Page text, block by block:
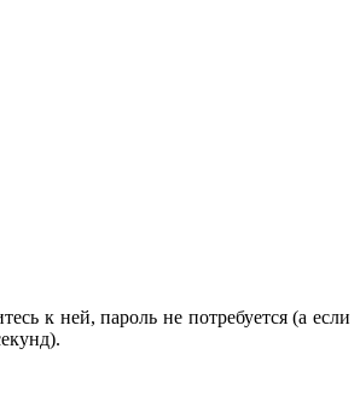
к ней, пароль не потребуется (а если